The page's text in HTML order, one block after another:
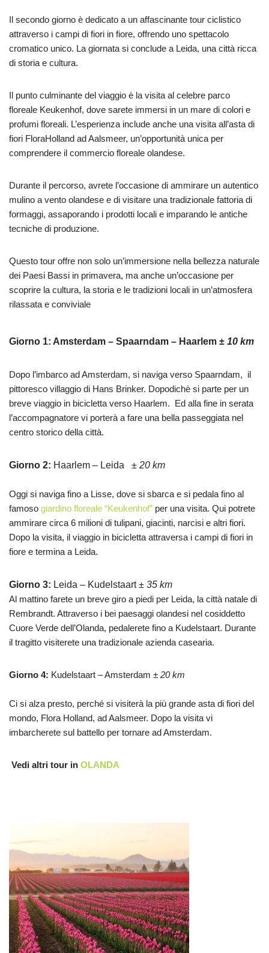
Il secondo giorno è dedicato a un affascinante tour ciclistico
attraverso i campi di fiori in fiore, offrendo uno spettacolo
cromatico unico. La giornata si conclude a Leida, una città ricca
di storia e cultura.
Il punto culminante del viaggio è la visita al celebre parco
floreale Keukenhof, dove sarete immersi in un mare di colori e
profumi floreali. L’esperienza include anche una visita all’asta di
fiori FloraHolland ad Aalsmeer, un’opportunità unica per
comprendere il commercio floreale olandese.
Durante il percorso, avrete l’occasione di ammirare un autentico
mulino a vento olandese e di visitare una tradizionale fattoria di
formaggi, assaporando i prodotti locali e imparando le antiche
tecniche di produzione.
Questo tour offre non solo un’immersione nella bellezza naturale
dei Paesi Bassi in primavera, ma anche un’occasione per
scoprire la cultura, la storia e le tradizioni locali in un’atmosfera
rilassata e conviviale
Giorno 1: Amsterdam – Spaarndam – Haarlem ± 10 km
Dopo l’imbarco ad Amsterdam, si naviga verso Spaarndam, il
pittoresco villaggio di Hans Brinker. Dopodichè si parte per un
breve viaggio in bicicletta verso Haarlem. Ed alla fine in serata
l’accompagnatore vi porterà a fare una bella passeggiata nel
centro storico della città.
Giorno 2: Haarlem – Leida ± 20 km
Oggi si naviga fino a Lisse, dove si sbarca e si pedala fino al
famoso giardino floreale “Keukenhof” per una visita. Qui potrete
ammirare circa 6 milioni di tulipani, giacinti, narcisi e altri fiori.
Dopo la visita, il viaggio in bicicletta attraversa i campi di fiori in
fiore e termina a Leida.
Giorno 3: Leida – Kudelstaart ± 35 km
Al mattino farete un breve giro a piedi per Leida, la città natale di
Rembrandt. Attraverso i bei paesaggi olandesi nel cosiddetto
Cuore Verde dell’Olanda, pedalerete fino a Kudelstaart. Durante
il tragitto visiterete una tradizionale azienda casearia.
Giorno 4: Kudelstaart – Amsterdam ± 20 km
Ci si alza presto, perché si visiterà la più grande asta di fiori del
mondo, Flora Holland, ad Aalsmeer. Dopo la visita vi
imbarcherete sul battello per tornare ad Amsterdam.
Vedi altri tour in OLANDA